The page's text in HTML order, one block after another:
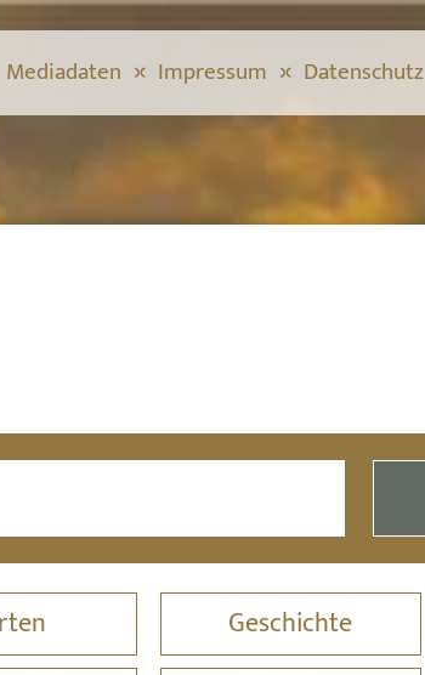
Mediadaten Impressum Datenschutz
Geschichte